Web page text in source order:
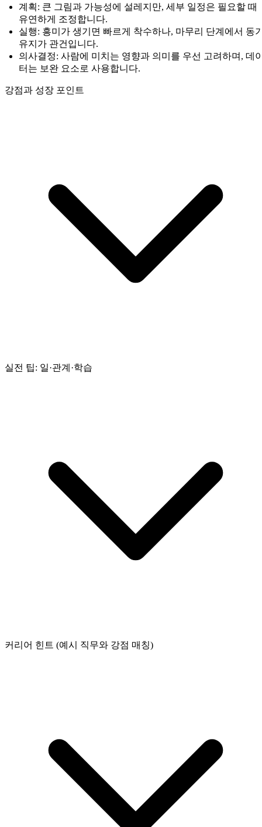
계획: 큰 그림과 가능성에 설레지만, 세부 일정은 필요할 때
유연하게 조정합니다.
실행: 흥미가 생기면 빠르게 착수하나, 마무리 단계에서 동
유지가 관건입니다.
의사결정: 사람에 미치는 영향과 의미를 우선 고려하며, 데
터는 보완 요소로 사용합니다.
강점과 성장 포인트
실전 팁: 일·관계·학습
커리어 힌트 (예시 직무와 강점 매칭)